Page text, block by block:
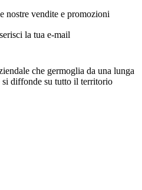
nostre vendite e promozioni
la tua e-mail
che germoglia da una lunga
si diffonde su tutto il territorio